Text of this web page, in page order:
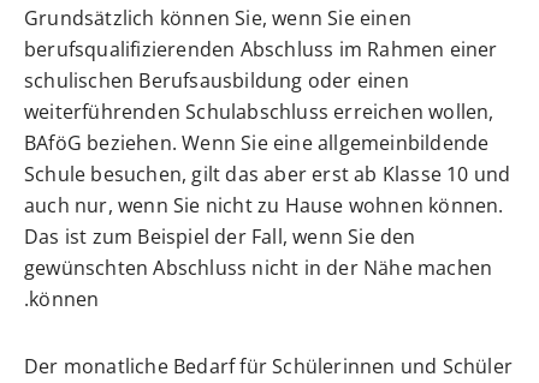
Grundsätzlich können Sie, wenn Sie einen
berufsqualifizierenden Abschluss im Rahmen einer
schulischen Berufsausbildung oder einen
weiterführenden Schulabschluss erreichen wollen,
BAföG beziehen. Wenn Sie eine allgemeinbildende
Schule besuchen, gilt das aber erst ab Klasse 10 und
auch nur, wenn Sie nicht zu Hause wohnen können.
Das ist zum Beispiel der Fall, wenn Sie den
gewünschten Abschluss nicht in der Nähe machen
können.
Der monatliche Bedarf für Schülerinnen und Schüler